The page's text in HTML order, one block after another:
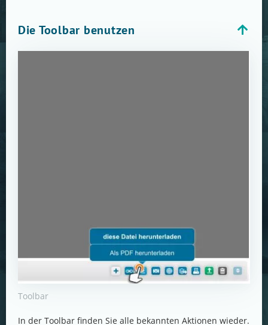
Die Toolbar benutzen
Toolbar
In der Toolbar finden Sie alle bekannten Aktionen wieder.